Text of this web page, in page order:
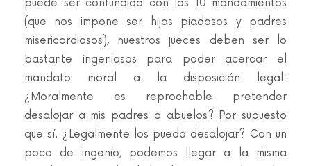
puede ser confundido con los 10 mandamientos
(que nos impone ser hijos piadosos y padres
misericordiosos), nuestros jueces deben ser lo
bastante ingeniosos para poder acercar el
mandato moral a la disposición legal:
¿Moralmente es reprochable pretender
desalojar a mis padres o abuelos? Por supuesto
que sí. ¿Legalmente los puedo desalojar? Con un
poco de ingenio, podemos llegar a la misma